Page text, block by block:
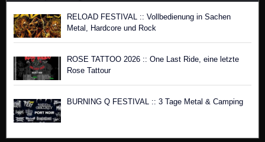
RELOAD FESTIVAL :: Vollbedienung in Sachen
Metal, Hardcore und Rock
ROSE TATTOO 2026 :: One Last Ride, eine letzte
Rose Tattour
BURNING Q FESTIVAL :: 3 Tage Metal & Camping